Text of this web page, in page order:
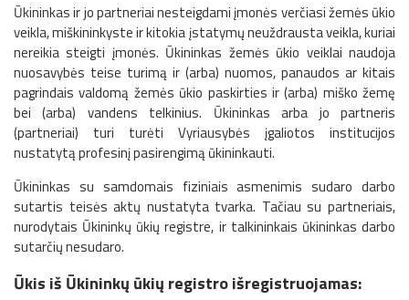
Ūkininkas ir jo partneriai nesteigdami įmonės verčiasi žemės ūkio
veikla, miškininkyste ir kitokia įstatymų neuždrausta veikla, kuriai
nereikia steigti įmonės. Ūkininkas žemės ūkio veiklai naudoja
nuosavybės teise turimą ir (arba) nuomos, panaudos ar kitais
pagrindais valdomą žemės ūkio paskirties ir (arba) miško žemę
bei (arba) vandens telkinius. Ūkininkas arba jo partneris
(partneriai) turi turėti Vyriausybės įgaliotos institucijos
nustatytą profesinį pasirengimą ūkininkauti.
Ūkininkas su samdomais fiziniais asmenimis sudaro darbo
sutartis teisės aktų nustatyta tvarka. Tačiau su partneriais,
nurodytais Ūkininkų ūkių registre, ir talkininkais ūkininkas darbo
sutarčių nesudaro.
Ūkis iš Ūkininkų ūkių registro išregistruojamas: